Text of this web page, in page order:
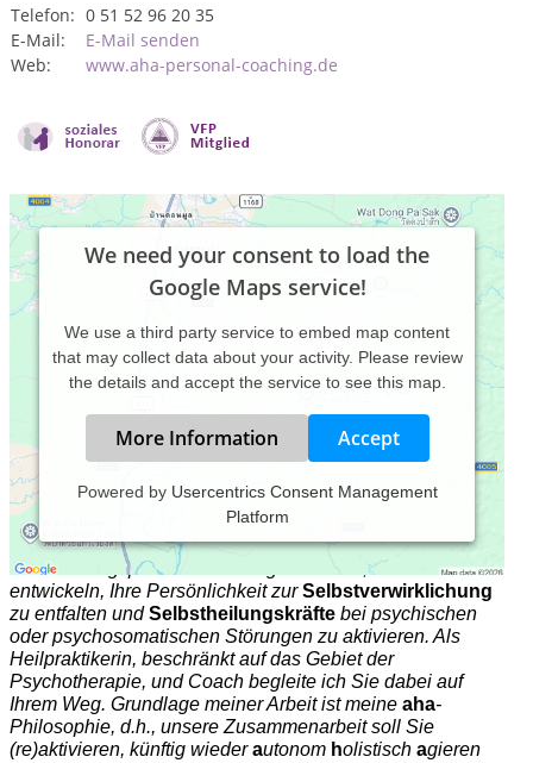
Telefon: 0 51 52 96 20 35
E-Mail:
E-Mail senden
Web:
www.aha-personal-coaching.de
We need your consent to load the
Google Maps service!
We use a third party service to embed map content
that may collect data about your activity. Please review
the details and accept the service to see this map.
More Information Accept
Powered by Usercentrics Consent Management
Platform
Sie sind Experte*in für Ihre Anliegen und für Ihre
Lösungen, d.h., Sie tragen dasPotentialin sich,
Veränderungsprozesse in Gang zu setzen, sich weiter zu
entwickeln, Ihre Persönlichkeit zurSelbstverwirklichung
zu entfalten undSelbstheilungskräfte bei psychischen
oder psychosomatischen Störungen zu aktivieren. Als
Heilpraktikerin, beschränkt auf das Gebiet der
Psychotherapie, und Coach begleite ich Sie dabei auf
Ihrem Weg. Grundlage meiner Arbeit ist meine aha-
Philosophie, d.h., unsere Zusammenarbeit soll Sie
(re)aktivieren, künftig wiederautonom holistisch agieren